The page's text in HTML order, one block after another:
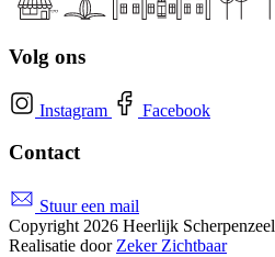
Volg ons
Instagram Facebook
Contact
Stuur een mail
Copyright 2026 Heerlijk Scherpenzeel
Realisatie door Zeker Zichtbaar